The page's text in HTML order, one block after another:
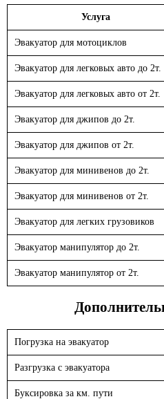
Услуга
Эвакуатор для мотоциклов
Эвакуатор для легковых авто до 2т.
Эвакуатор для легковых авто от 2т.
Эвакуатор для джипов до 2т.
Эвакуатор для джипов от 2т.
Эвакуатор для минивенов до 2т.
Эвакуатор для минивенов от 2т.
Эвакуатор для легких грузовиков
Эвакуатор манипулятор до 2т.
Эвакуатор манипулятор от 2т.
Погрузка на эвакуатор
Разгрузка с эвакуатора
Буксировка за км. пути